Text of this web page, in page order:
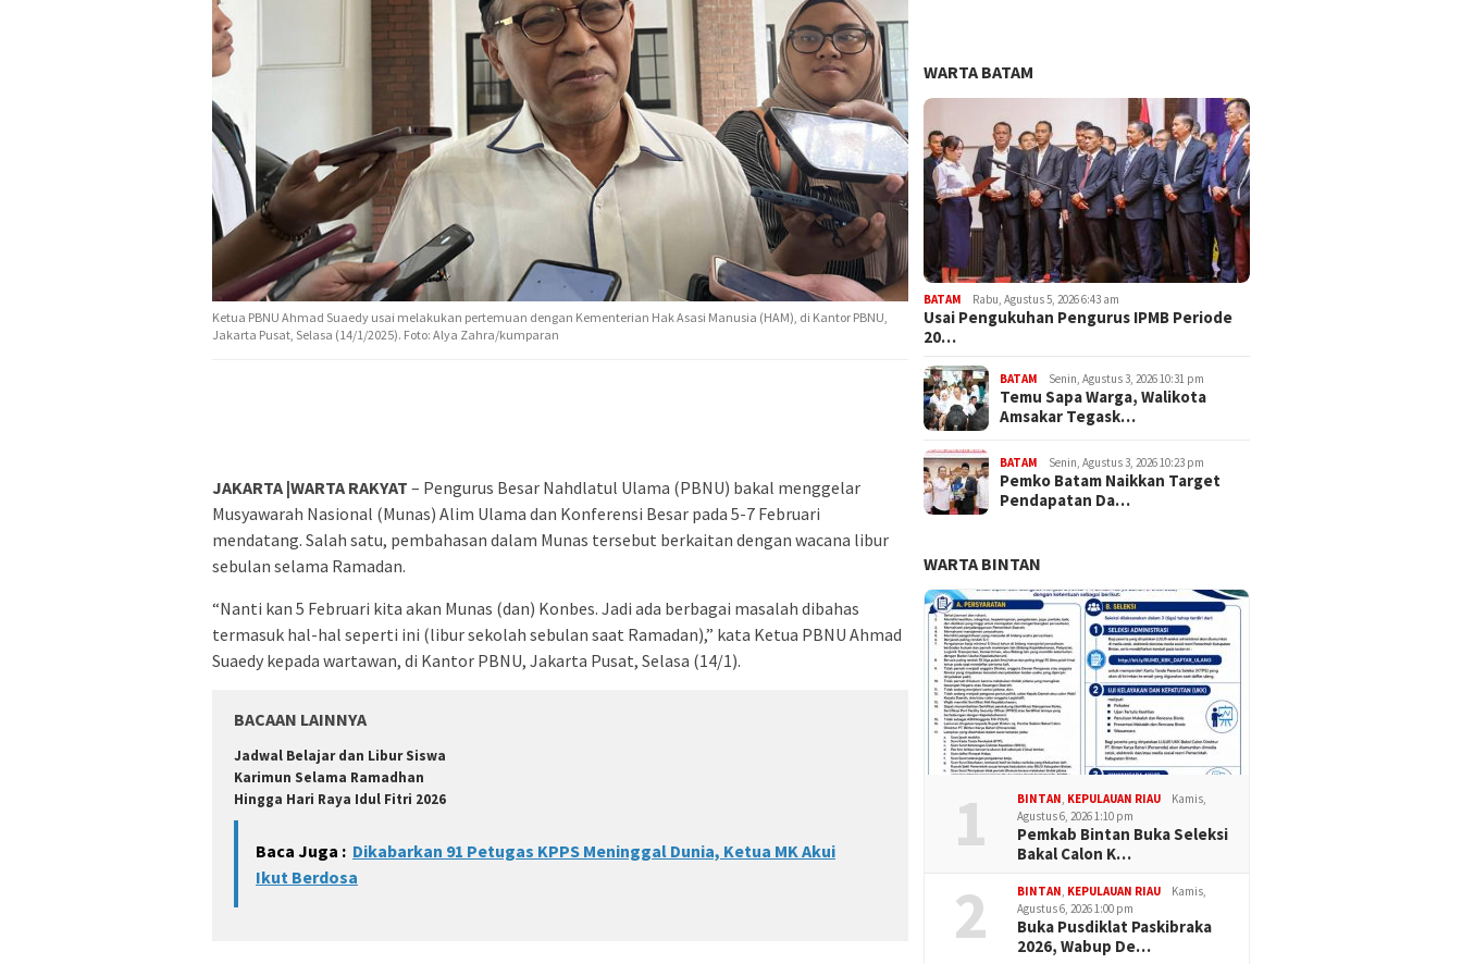
Ketua PBNU Ahmad Suaedy usai melakukan pertemuan dengan Kementerian Hak Asasi Manusia (HAM), di Kantor PBNU,
Jakarta Pusat, Selasa (14/1/2025). Foto: Alya Zahra/kumparan
JAKARTA |WARTA RAKYAT – Pengurus Besar Nahdlatul Ulama (PBNU) bakal menggelar
Musyawarah Nasional (Munas) Alim Ulama dan Konferensi Besar pada 5-7 Februari
mendatang. Salah satu, pembahasan dalam Munas tersebut berkaitan dengan wacana libur
sebulan selama Ramadan.
“Nanti kan 5 Februari kita akan Munas (dan) Konbes. Jadi ada berbagai masalah dibahas
termasuk hal-hal seperti ini (libur sekolah sebulan saat Ramadan),” kata Ketua PBNU Ahmad
Suaedy kepada wartawan, di Kantor PBNU, Jakarta Pusat, Selasa (14/1).
BACAAN LAINNYA
Jadwal Belajar dan Libur Siswa
Karimun Selama Ramadhan
Hingga Hari Raya Idul Fitri 2026
Baca Juga : Dikabarkan 91 Petugas KPPS Meninggal Dunia, Ketua MK Akui
Ikut Berdosa
WARTA BATAM
BATAM Rabu, Agustus 5, 2026 6:43 am
Usai Pengukuhan Pengurus IPMB Periode
20…
BATAM Senin, Agustus 3, 2026 10:31 pm
Temu Sapa Warga, Walikota
Amsakar Tegask…
BATAM Senin, Agustus 3, 2026 10:23 pm
Pemko Batam Naikkan Target
Pendapatan Da…
WARTA BINTAN
1 BINTAN KEPULAUAN RIAU
Kamis,
Agustus 6, 2026 1:10 pm
Pemkab Bintan Buka Seleksi
Bakal Calon K…
2 BINTAN KEPULAUAN RIAU
Kamis,
Agustus 6, 2026 1:00 pm
Buka Pusdiklat Paskibraka
2026, Wabup De…